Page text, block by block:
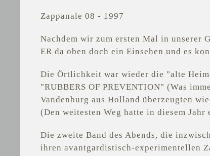
Zappanale 08 - 1997
Nachdem wir zum ersten Mal in unserer
ER da oben doch ein Einsehen und es
Die Örtlichkeit war wieder die "alte
"RUBBERS OF PREVENTION" (Was
Vandenburg aus Holland überzeugten
(Den weitesten Weg hatte in diesem
Die zweite Band des Abends, die
ihren avantgardistisch-experimentellen